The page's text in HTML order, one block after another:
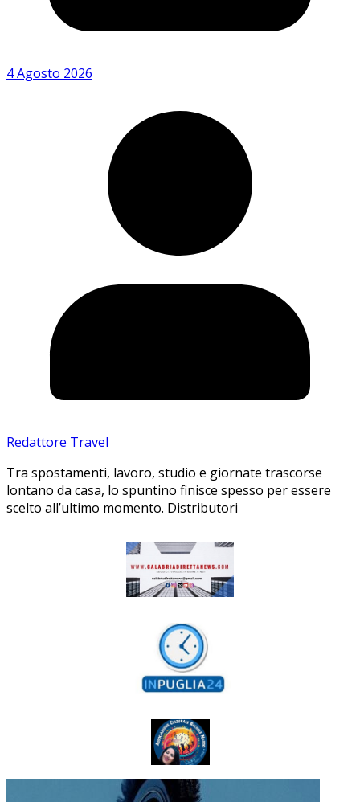
4 Agosto 2026
Redattore Travel
Tra spostamenti, lavoro, studio e giornate trascorse
lontano da casa, lo spuntino finisce spesso per essere
scelto all’ultimo momento. Distributori